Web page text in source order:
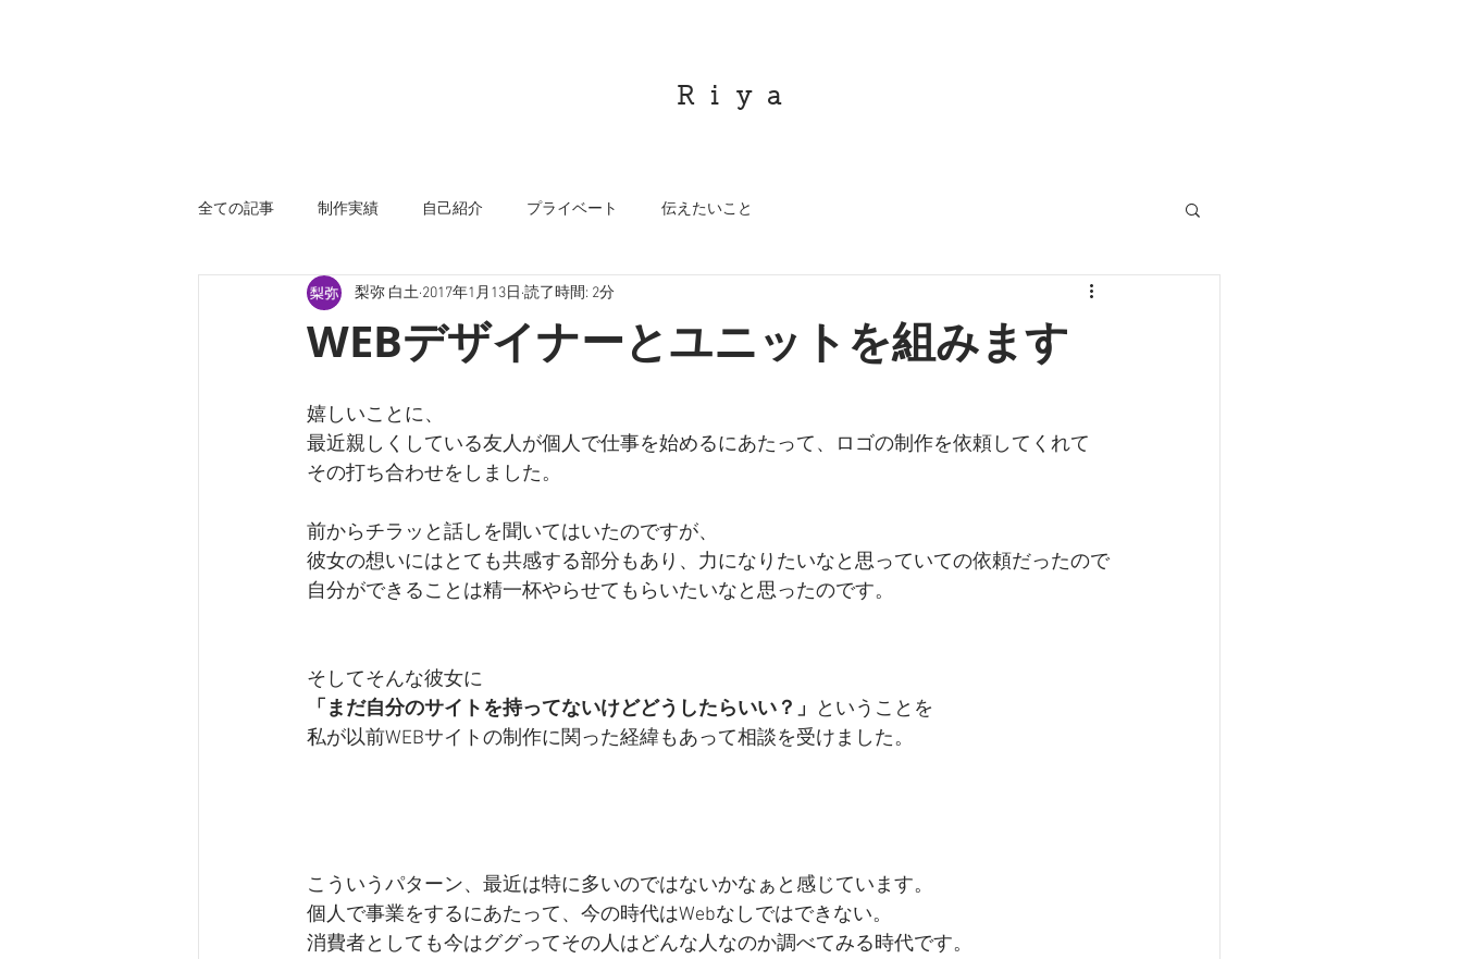
R i y a
全ての記事 制作実績 自己紹介 プライベート 伝えたいこと
WEBデザイナーとユニットを組みます
梨弥 白土 2017年1月13日 読了時間: 2分
嬉しいことに、
最近親しくしている友人が個人で仕事を始めるにあたって、ロゴの制作を依頼してくれて
その打ち合わせをしました。
前からチラッと話しを聞いてはいたのですが、
彼女の想いにはとても共感する部分もあり、力になりたいなと思っていての依頼だったので
自分ができることは精一杯やらせてもらいたいなと思ったのです。
そしてそんな彼女に
「まだ自分のサイトを持ってないけどどうしたらいい？」
ということを
私が以前WEBサイトの制作に関った経緯もあって相談を受けました。
こういうパターン、最近は特に多いのではないかなぁと感じています。
個人で事業をするにあたって、今の時代はWebなしではできない。
消費者としても今はググってその人はどんな人なのか調べてみる時代です。